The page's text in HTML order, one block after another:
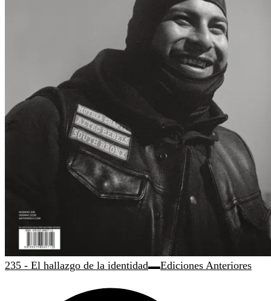
235 - El hallazgo de la identidad Ediciones Anteriores